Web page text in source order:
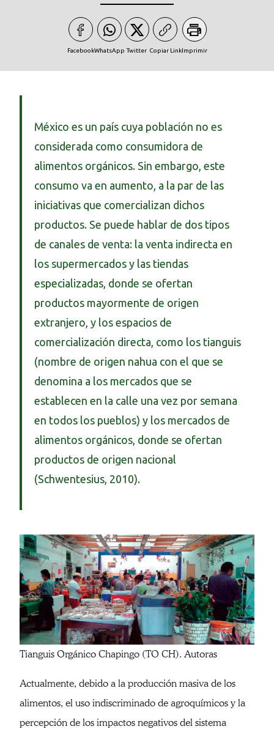
FacebookWhatsApp Twitter Copiar LinkImprimir
México es un país cuya población no es
considerada como consumidora de
alimentos orgánicos. Sin embargo, este
consumo va en aumento, a la par de las
iniciativas que comercializan dichos
productos. Se puede hablar de dos tipos
de canales de venta: la venta indirecta en
los supermercados y las tiendas
especializadas, donde se ofertan
productos mayormente de origen
extranjero, y los espacios de
comercialización directa, como los tianguis
(nombre de origen nahua con el que se
denomina a los mercados que se
establecen en la calle una vez por semana
en todos los pueblos) y los mercados de
alimentos orgánicos, donde se ofertan
productos de origen nacional
(Schwentesius, 2010).
Tianguis Orgánico Chapingo (TO CH). Autoras
Actualmente, debido a la producción masiva de los
alimentos, el uso indiscriminado de agroquímicos y la
percepción de los impactos negativos del sistema